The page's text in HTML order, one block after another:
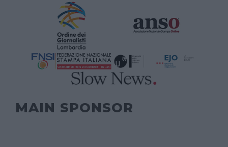
MAIN SPONSOR